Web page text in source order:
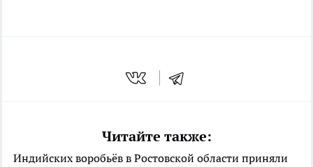
Читайте также:
Индийских воробьёв в Ростовской области приняли